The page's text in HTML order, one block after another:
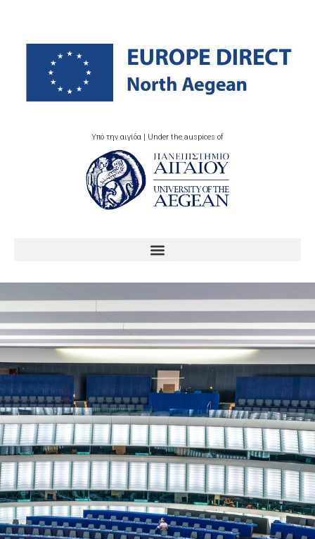
Υπό την αιγίδα | Under the auspices of